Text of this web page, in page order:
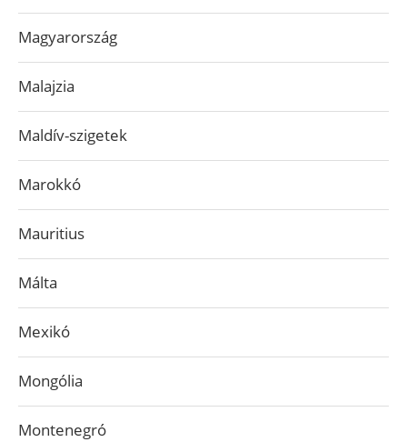
Magyarország
Malajzia
Maldív-szigetek
Marokkó
Mauritius
Málta
Mexikó
Mongólia
Montenegró